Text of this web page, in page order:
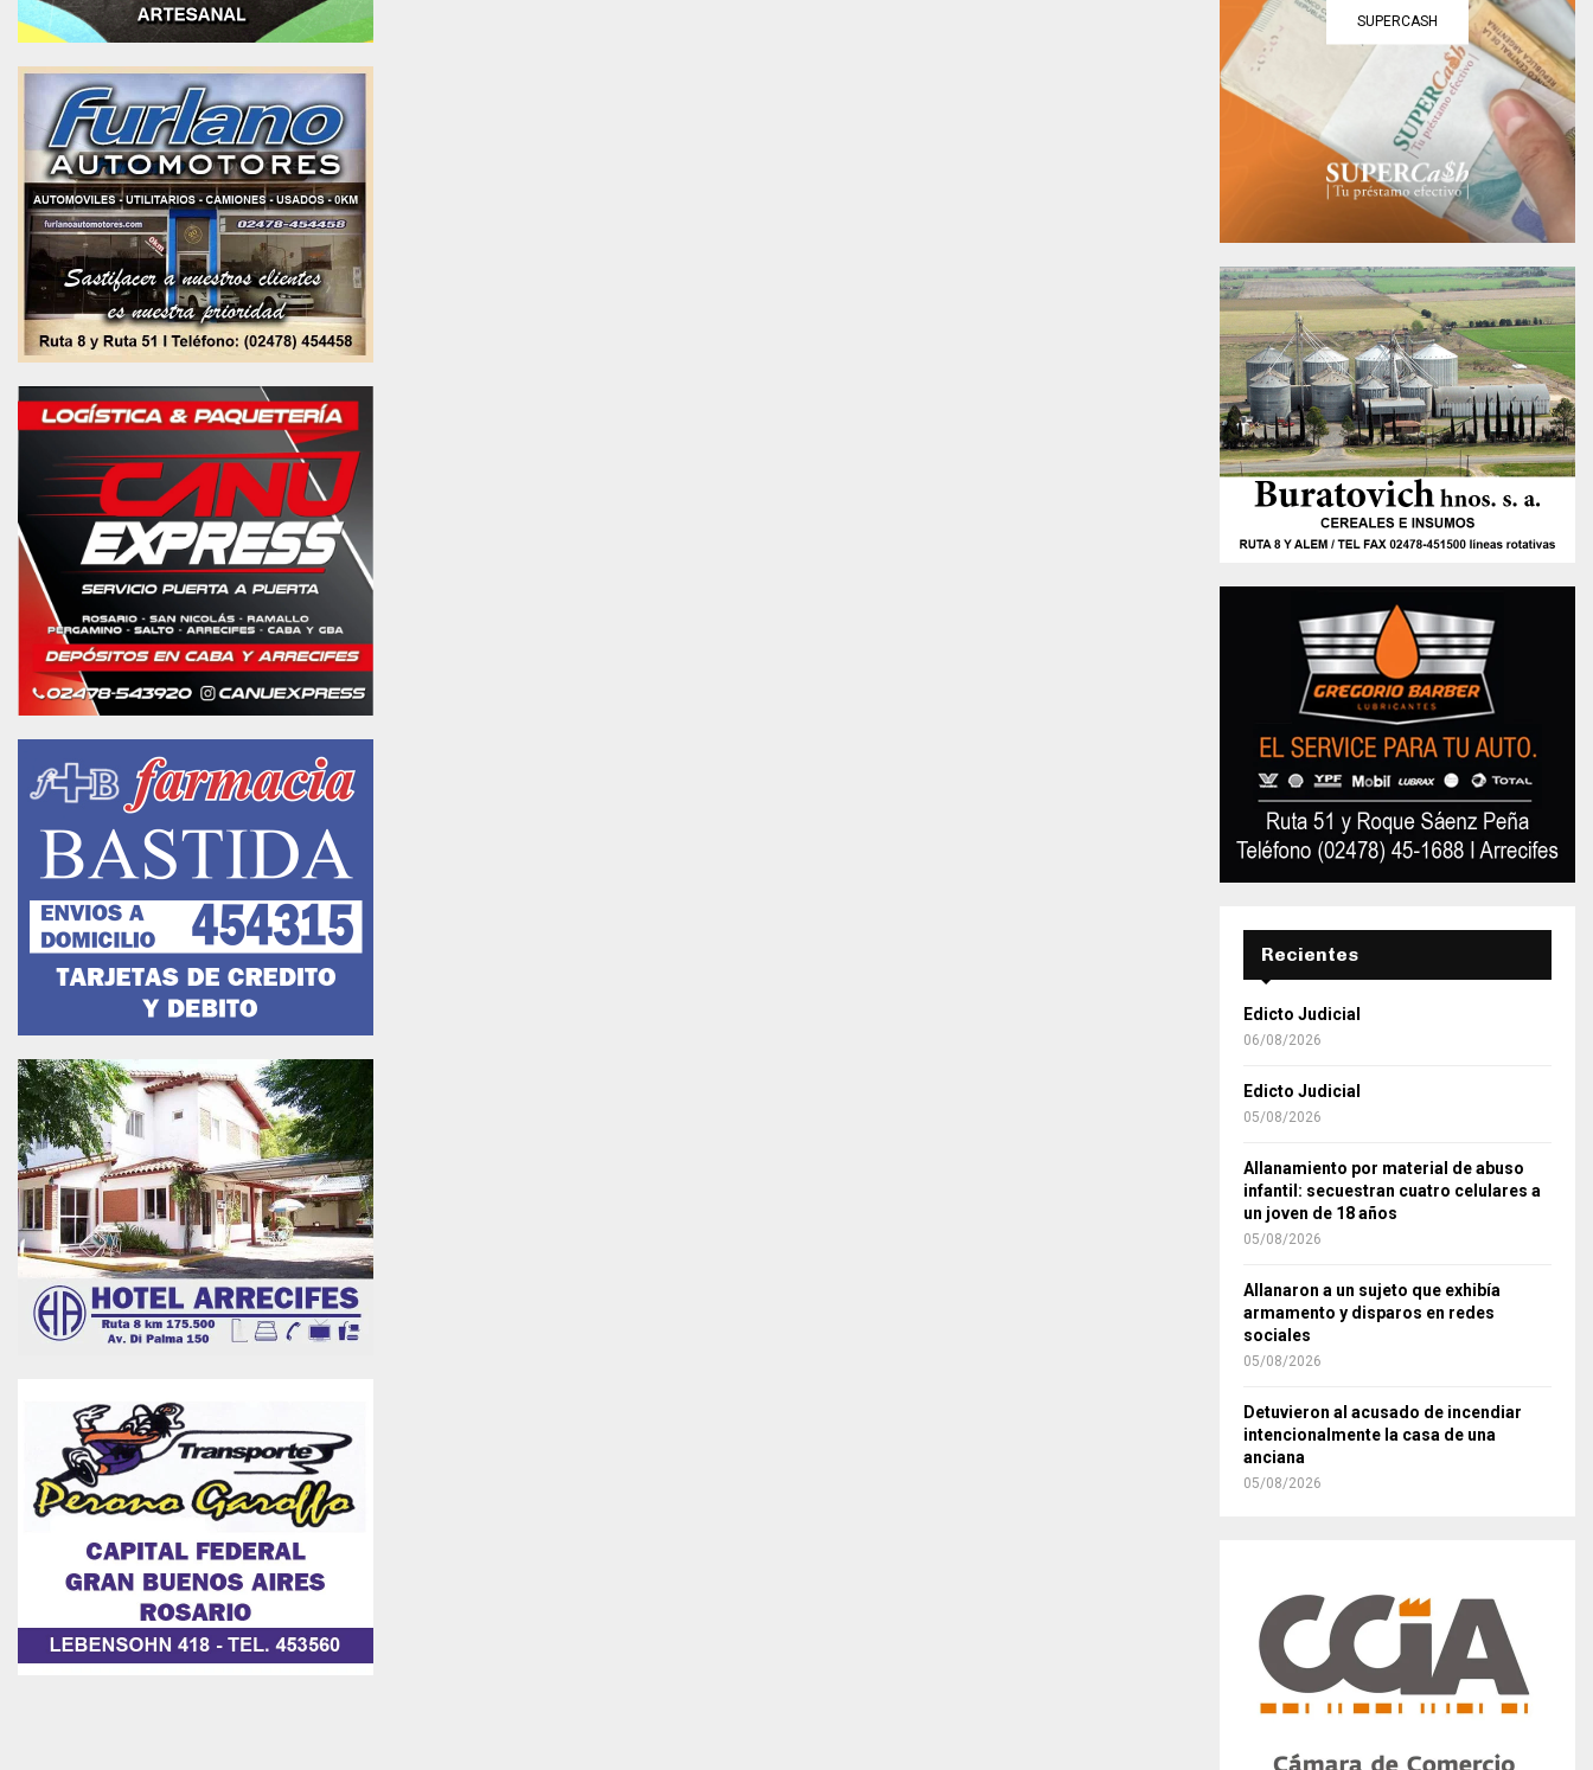
SUPERCASH
Recientes
Edicto Judicial
06/08/2026
Edicto Judicial
05/08/2026
Allanamiento por material de abuso
infantil: secuestran cuatro celulares a
un joven de 18 años
05/08/2026
Allanaron a un sujeto que exhibía
armamento y disparos en redes
sociales
05/08/2026
Detuvieron al acusado de incendiar
intencionalmente la casa de una
anciana
05/08/2026